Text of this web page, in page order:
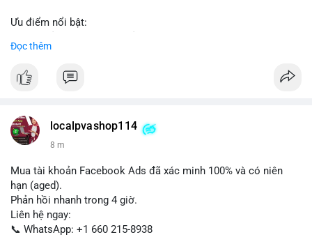
Ưu điểm nổi bật:
- Hồ sơ hoàn chỉnh, giảm nguy cơ bị khóa
✈️ Telegram: @localpvashop
📧 Email: localpvashop@gmail.com
Đọc thêm
localpvashop114
8 m
Mua tài khoản Facebook Ads đã xác minh 100% và có niên
hạn (aged).
Phản hồi nhanh trong 4 giờ.
Liên hệ ngay:
📞 WhatsApp: +1 660 215-8938